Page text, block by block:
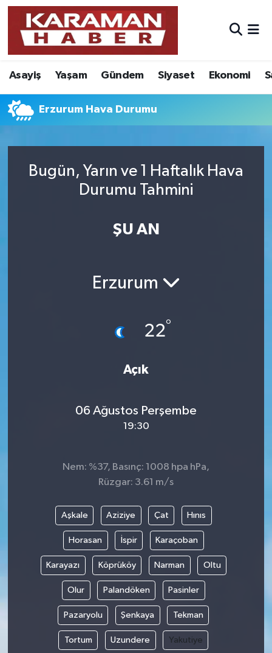
Asayiş Yaşam Gündem Siyaset Ekonomi
Erzurum Hava Durumu
Bugün, Yarın ve 1 Haftalık Hava
Durumu Tahmini
ŞU AN
Erzurum
22°
Açık
06 Ağustos Perşembe
19:30
Nem: %37, Basınç: 1008 hpa hPa,
Rüzgar: 3.61 m/s
Aşkale Aziziye Çat Hınıs
Horasan İspir Karaçoban
Karayazı Köprüköy Narman Oltu
Olur Palandöken Pasinler
Pazaryolu Şenkaya Tekman
Tortum Uzundere Yakutiye
Asayiş
Bilim - Teknoloji
Eğitim
Foto Galeri
Nöbetçi Eczaneler
Hava Durumu
Karaman Namaz Vakitleri
Süper Lig Puan Durumu ve Fikstür
Son Dakika Haberleri